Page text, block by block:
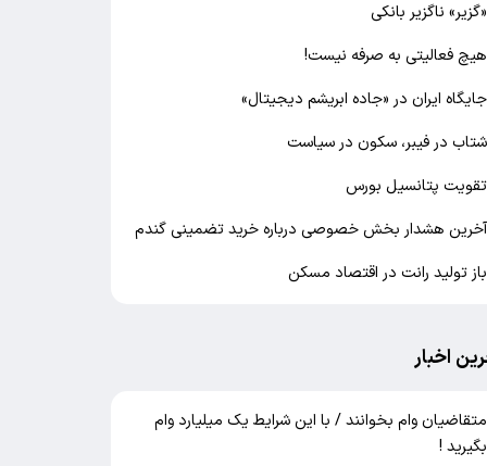
«گزیر» ناگزیر بانکی
هیچ فعالیتی به صرفه نیست!
جایگاه ایران در «جاده ابریشم دیجیتال»
شتاب در فیبر، سکون در سیاست
تقویت پتانسیل بورس
آخرین هشدار بخش خصوصی درباره خرید تضمینی گندم
باز تولید رانت در اقتصاد مسکن
اخبار
متقاضیان وام بخوانند / با این شرایط یک میلیارد وام
بگیرید !